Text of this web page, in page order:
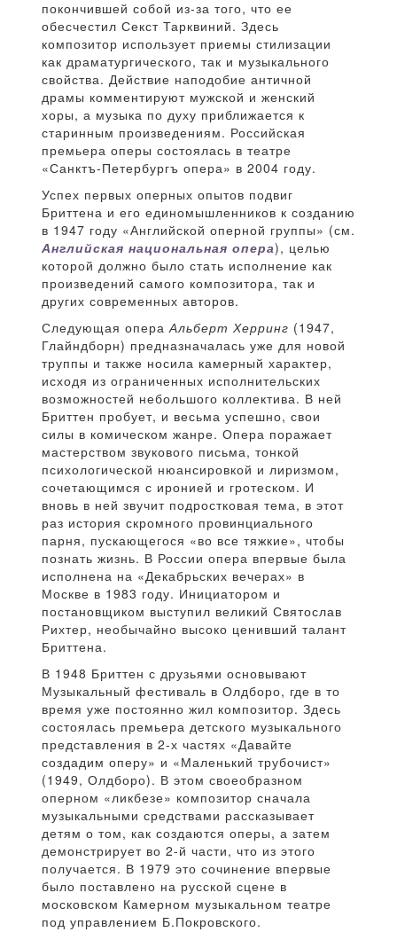
покончившей собой из-за того, что ее
обесчестил Секст Тарквиний. Здесь
композитор использует приемы стилизации
как драматургического, так и музыкального
свойства. Действие наподобие античной
драмы комментируют мужской и женский
хоры, а музыка по духу приближается к
старинным произведениям. Российская
премьера оперы состоялась в театре
«Санктъ-Петербургъ опера» в 2004 году.
Успех первых оперных опытов подвиг
Бриттена и его единомышленников к созданию
в 1947 году «Английской оперной группы» (см.
Английская национальная опера), целью
которой должно было стать исполнение как
произведений самого композитора, так и
других современных авторов.
Следующая операАльберт Херринг (1947,
Глайндборн) предназначалась уже для новой
труппы и также носила камерный характер,
исходя из ограниченных исполнительских
возможностей небольшого коллектива. В ней
Бриттен пробует, и весьма успешно, свои
силы в комическом жанре. Опера поражает
мастерством звукового письма, тонкой
психологической нюансировкой и лиризмом,
сочетающимся с иронией и гротеском. И
вновь в ней звучит подростковая тема, в этот
раз история скромного провинциального
парня, пускающегося «во все тяжкие», чтобы
познать жизнь. В России опера впервые была
исполнена на «Декабрьских вечерах» в
Москве в 1983 году. Инициатором и
постановщиком выступил великий Святослав
Рихтер, необычайно высоко ценивший талант
Бриттена.
В 1948 Бриттен с друзьями основывают
Музыкальный фестиваль в Олдборо, где в то
время уже постоянно жил композитор. Здесь
состоялась премьера детского музыкального
представления в 2-х частях «Давайте
создадим оперу» и «Маленький трубочист»
(1949, Олдборо). В этом своеобразном
оперном «ликбезе» композитор сначала
музыкальными средствами рассказывает
детям о том, как создаются оперы, а затем
демонстрирует во 2-й части, что из этого
получается. В 1979 это сочинение впервые
было поставлено на русской сцене в
московском Камерном музыкальном театре
под управлением Б.Покровского.